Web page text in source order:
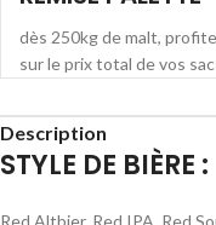
dès 250kg de malt,
sur le prix total de vos
Description
STYLE DE BIÈRE :